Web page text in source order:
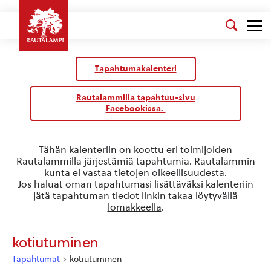
Tapahtumakalenteri
Rautalammilla tapahtuu-sivu
Facebookissa.
kotiutuminen
Tapahtumat kotiutuminen
Kalenteri
Tapahtumat
Tähän kalenteriin on koottu eri toimijoiden
Rautalammilla järjestämiä tapahtumia. Rautalammin
kunta ei vastaa tietojen oikeellisuudesta.
Jos haluat oman tapahtumasi lisättäväksi kalenteriin
jätä tapahtuman tiedot linkin takaa löytyvällä
lomakkeella.